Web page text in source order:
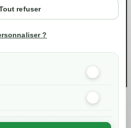
refuser
?
byNageoconcept